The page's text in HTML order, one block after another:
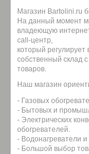
Магазин Bartolini.ru
На данный момент
владеющую
call-центр,
который регулирует
собственный склад
товаров.
Наш магазин
- Газовых
- Бытовых и
- Электрических
обогревателей.
- Водонагреватели и
- Большой выбор